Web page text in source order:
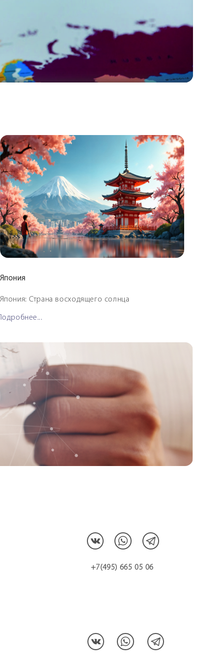
Япония
Япония: Страна восходящего солнца
Подробнее...
+7(495) 665 05 06